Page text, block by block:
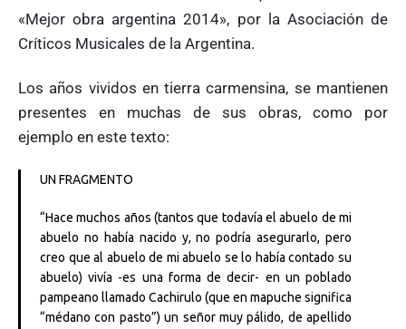
«Mejor obra argentina 2014», por la Asociación de
Críticos Musicales de la Argentina.
Los años vividos en tierra carmensina, se mantienen
presentes en muchas de sus obras, como por
ejemplo en este texto:
UN FRAGMENTO
“Hace muchos años (tantos que todavía el abuelo de mi
abuelo no había nacido y, no podría asegurarlo, pero
creo que al abuelo de mi abuelo se lo había contado su
abuelo) vivía -es una forma de decir- en un poblado
pampeano llamado Cachirulo (que en mapuche significa
“médano con pasto”) un señor muy pálido, de apellido